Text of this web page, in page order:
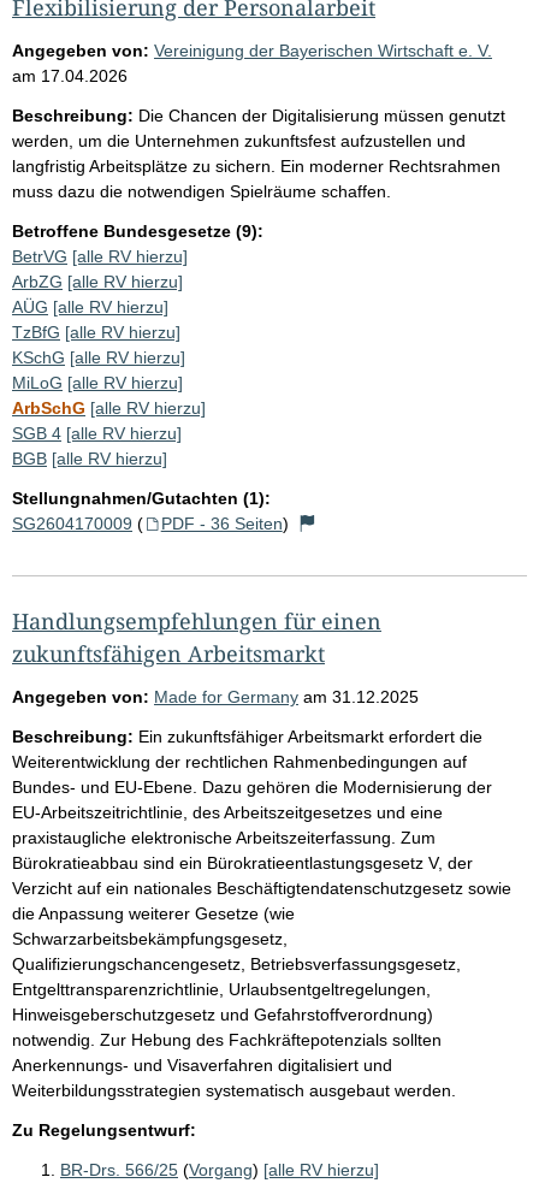
Flexibilisierung der Personalarbeit
Angegeben von: Vereinigung der Bayerischen Wirtschaft e. V.
am 17.04.2026
Beschreibung: Die Chancen der Digitalisierung müssen genutzt
werden, um die Unternehmen zukunftsfest aufzustellen und
langfristig Arbeitsplätze zu sichern. Ein moderner Rechtsrahmen
muss dazu die notwendigen Spielräume schaffen.
Betroffene Bundesgesetze (9):
BetrVG [alle RV hierzu]
ArbZG [alle RV hierzu]
AÜG [alle RV hierzu]
TzBfG [alle RV hierzu]
KSchG [alle RV hierzu]
MiLoG [alle RV hierzu]
ArbSchG [alle RV hierzu]
SGB 4 [alle RV hierzu]
BGB [alle RV hierzu]
Stellungnahmen/Gutachten (1):
SG2604170009 ( PDF - 36 Seiten)
Handlungsempfehlungen für einen
zukunftsfähigen Arbeitsmarkt
Angegeben von: Made for Germany am 31.12.2025
Beschreibung: Ein zukunftsfähiger Arbeitsmarkt erfordert die
Weiterentwicklung der rechtlichen Rahmenbedingungen auf
Bundes- und EU-Ebene. Dazu gehören die Modernisierung der
EU-Arbeitszeitrichtlinie, des Arbeitszeitgesetzes und eine
praxistaugliche elektronische Arbeitszeiterfassung. Zum
Bürokratieabbau sind ein Bürokratieentlastungsgesetz V, der
Verzicht auf ein nationales Beschäftigtendatenschutzgesetz sowie
die Anpassung weiterer Gesetze (wie
Schwarzarbeitsbekämpfungsgesetz,
Qualifizierungschancengesetz, Betriebsverfassungsgesetz,
Entgelttransparenzrichtlinie, Urlaubsentgeltregelungen,
Hinweisgeberschutzgesetz und Gefahrstoffverordnung)
notwendig. Zur Hebung des Fachkräftepotenzials sollten
Anerkennungs- und Visaverfahren digitalisiert und
Weiterbildungsstrategien systematisch ausgebaut werden.
Zu Regelungsentwurf:
BR-Drs. 566/25 (Vorgang) [alle RV hierzu]